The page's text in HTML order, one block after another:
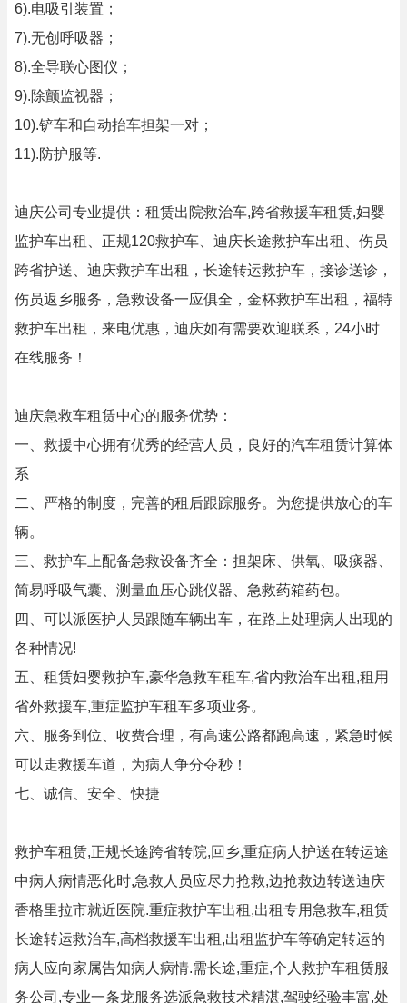
6).电吸引装置；
7).无创呼吸器；
8).全导联心图仪；
9).除颤监视器；
10).铲车和自动抬车担架一对；
11).防护服等.
迪庆公司专业提供：租赁出院救治车,跨省救援车租赁,妇婴
监护车出租、正规120救护车、迪庆长途救护车出租、伤员
跨省护送、迪庆救护车出租，长途转运救护车，接诊送诊，
伤员返乡服务，急救设备一应俱全，金杯救护车出租，福特
救护车出租，来电优惠，迪庆如有需要欢迎联系，24小时
在线服务！
迪庆急救车租赁中心的服务优势：
一、救援中心拥有优秀的经营人员，良好的汽车租赁计算体
系
二、严格的制度，完善的租后跟踪服务。为您提供放心的车
辆。
三、救护车上配备急救设备齐全：担架床、供氧、吸痰器、
简易呼吸气囊、测量血压心跳仪器、急救药箱药包。
四、可以派医护人员跟随车辆出车，在路上处理病人出现的
各种情况!
五、租赁妇婴救护车,豪华急救车租车,省内救治车出租,租用
省外救援车,重症监护车租车多项业务。
六、服务到位、收费合理，有高速公路都跑高速，紧急时候
可以走救援车道，为病人争分夺秒！
七、诚信、安全、快捷
救护车租赁,正规长途跨省转院,回乡,重症病人护送在转运途
中病人病情恶化时,急救人员应尽力抢救,边抢救边转送迪庆
香格里拉市就近医院.重症救护车出租,出租专用急救车,租赁
长途转运救治车,高档救援车出租,出租监护车等确定转运的
病人应向家属告知病人病情.需长途,重症,个人救护车租赁服
务公司,专业一条龙服务选派急救技术精湛,驾驶经验丰富,处